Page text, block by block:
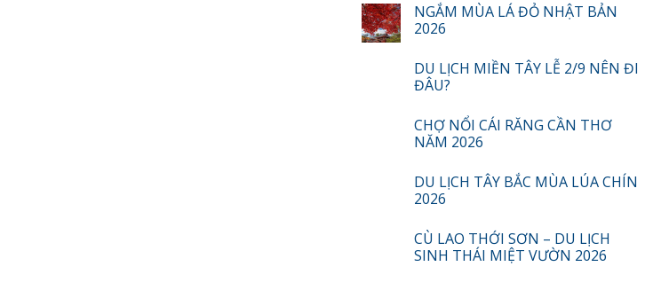
NGẮM MÙA LÁ ĐỎ NHẬT BẢN
2026
DU LỊCH MIỀN TÂY LỄ 2/9 NÊN ĐI
ĐÂU?
CHỢ NỔI CÁI RĂNG CẦN THƠ
NĂM 2026
DU LỊCH TÂY BẮC MÙA LÚA CHÍN
2026
CÙ LAO THỚI SƠN – DU LỊCH
SINH THÁI MIỆT VƯỜN 2026